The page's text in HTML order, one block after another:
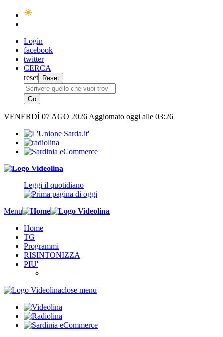
Login
facebook
twitter
CERCA
reset
VENERDÌ 07 AGO 2026 Aggiornato oggi alle 03:26
Leggi il quotidiano
Menu
Home
TG
Programmi
RISINTONIZZA
PIU'
close menu